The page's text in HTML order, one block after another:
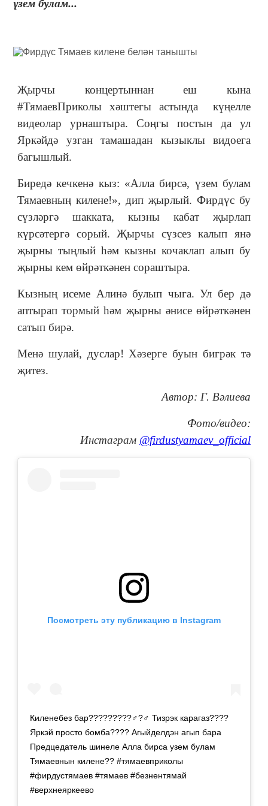
үзем булам...
Җырчы концертыннан еш кына
#ТямаевПриколы хәштегы астында күңелле
видеолар урнаштыра. Соңгы постын да ул
Яркәйдә узган тамашадан кызыклы видоега
багышлый.
Биредә кечкенә кыз: «Алла бирсә, үзем булам
Тямаевның килене!», дип җырлый. Фирдүс бу
сүзләргә шакката, кызны кабат җырлап
күрсәтергә сорый. Җырчы сүзсез калып янә
җырны тыңлый һәм кызны кочаклап алып бу
җырны кем өйрәткәнен сораштыра.
Кызның исеме Алинә булып чыга. Ул бер дә
аптырап тормый һәм җырны әнисе өйрәткәнен
сатып бирә.
Менә шулай, дуслар! Хәзерге буын бигрәк тә
җитез.
Автор: Г. Вәлиева
Фото/видео:
Инстаграм @firdustyamaev_official
Посмотреть эту публикацию в Instagram
Киленебез бар?????????‍♂️?‍♂️ Тизрэк карагаз????
Яркэй просто бомба???? Агыйделдэн агып бара
Предцедатель шинеле Алла бирса узем булам
Тямаевнын килене?? #тямаевприколы
#фирдустямаев #тямаев #безнентямай
#верхнеяркеево